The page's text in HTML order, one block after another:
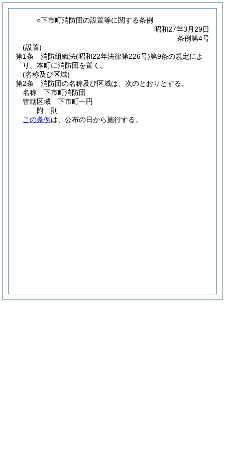
○下市町消防団の設置等に関する条例
昭和27年3月29日
条例第4号
(設置)
第1条
消防組織法(昭和22年法律第226号)第9条の規定によ
り、本町に消防団を置く。
(名称及び区域)
第2条
消防団の名称及び区域は、次のとおりとする。
名称 下市町消防団
管轄区域 下市町一円
附 則
この条例 は、公布の日から施行する。